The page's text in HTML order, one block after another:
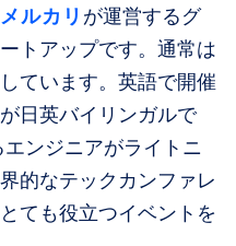
メルカリ が運営するグ
トアップです。通常は
ています。英語で開催
日英バイリンガルで
ンジニアがライトニ
的なテックカンファレ
ても役立つイベントを